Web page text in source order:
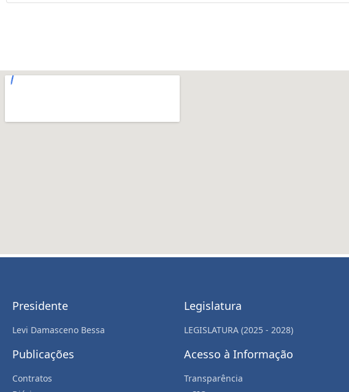
Presidente
Levi Damasceno Bessa
Publicações
Contratos
Legislatura
LEGISLATURA (2025 - 2028)
Acesso à Informação
Transparência